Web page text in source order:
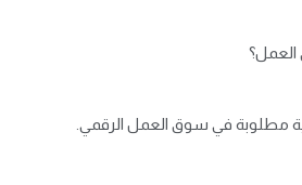
في سوق العمل الرقمي.